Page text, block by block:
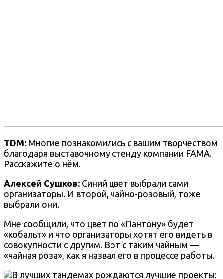
TDM: Многие познакомились с вашим творчеством
благодаря выставочному стенду компании FAMA.
Расскажите о нём.
Алексей Сушков: Синий цвет выбрали сами
организаторы. И второй, чайно-розовый, тоже
выбрали они.
Мне сообщили, что цвет по «Пантону» будет
«кобальт» и что организаторы хотят его видеть в
совокупности с другим. Вот с таким чайным —
«чайная роза», как я назвал его в процессе работы.